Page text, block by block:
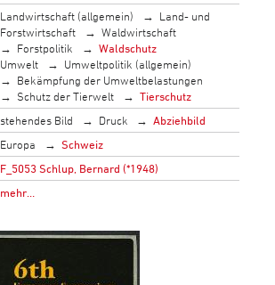
Landwirtschaft (allgemein)
Land- und
Forstwirtschaft
Waldwirtschaft
Forstpolitik
Waldschutz
Umwelt
Umweltpolitik (allgemein)
Bekämpfung der Umweltbelastungen
Schutz der Tierwelt
Tierschutz
stehendes Bild Druck
Abziehbild
Europa
Schweiz
F_5053 Schlup, Bernard (*1948)
mehr…